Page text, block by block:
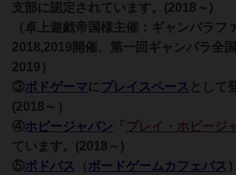
支部に認定されています。(2018～)
（卓上遊戯帝国様主催：ギャンパラフ
2018,2019開催、第一回ギャンパラ全
2019）
③ボドゲーマ にプレイスペース として
(2018～）
④ホビージャパン プレイ・ホビージ
ています。(2018～)
⑤ボドパス （ボードゲームカフェパス